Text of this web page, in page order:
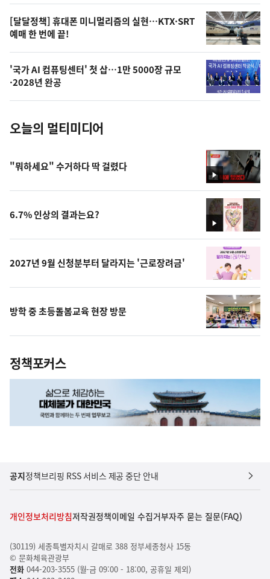
오
늘
의
사
진
[달달정책] 휴대폰 미니멀리즘의 실현…KTX·SRT
예매 한 번에 끝!
'국가 AI 컴퓨팅센터' 첫 삽…1만 5000장 규모
·2028년 완공
오늘의 멀티미디어
영
상
"뭐하세요" 수거하다 딱 걸렸다
영
상
6.7% 인상의 결과는요?
2027년 9월 신청분부터 달라지는 '근로장려금'
방학 중 초등돌봄교육 현장 방문
정책포커스
공지정책브리핑 RSS 서비스 제공 중단 안내
개인정보처리방침저작권정책이메일 수집거부자주 묻는 질문(FAQ)
(30119) 세종특별자치시 갈매로 388 정부세종청사 15동
© 문화체육관광부
전화044-203-3555 (월-금 09:00 - 18:00, 공휴일 제외)